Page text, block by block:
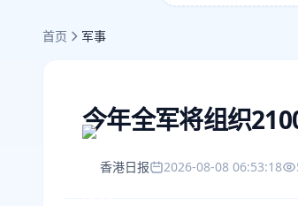
首页 军事
今年全军将组织
香港日报 2026-08-08 06:53:18